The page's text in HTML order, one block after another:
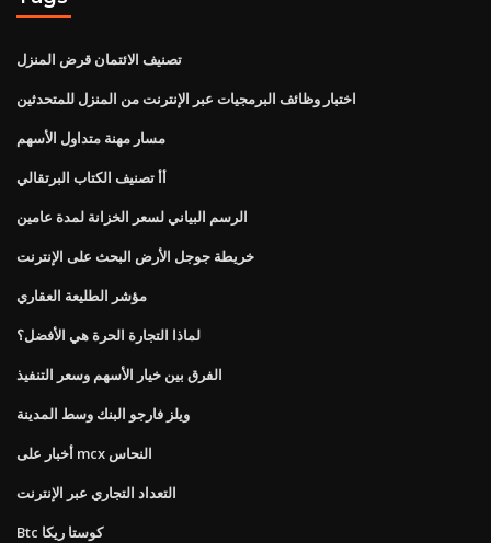
تصنيف الائتمان قرض المنزل
اختبار وظائف البرمجيات عبر الإنترنت من المنزل للمتحدثين
مسار مهنة متداول الأسهم
أأ تصنيف الكتاب البرتقالي
الرسم البياني لسعر الخزانة لمدة عامين
خريطة جوجل الأرض البحث على الإنترنت
مؤشر الطليعة العقاري
لماذا التجارة الحرة هي الأفضل؟
الفرق بين خيار الأسهم وسعر التنفيذ
ويلز فارجو البنك وسط المدينة
أخبار على mcx النحاس
التعداد التجاري عبر الإنترنت
Btc كوستا ريكا